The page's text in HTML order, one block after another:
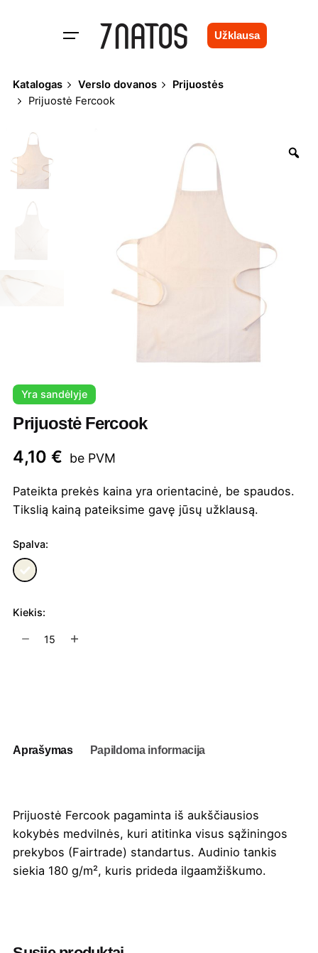
Užklausa
Katalogas Verslo dovanos
Prijuostės
Prijuostė Fercook
Yra sandėlyje
Prijuostė Fercook
4,10€ be PVM
Pateikta prekės kaina yra orientacinė, be spaudos.
Tikslią kainą pateiksime gavę jūsų užklausą.
Spalva:
Kiekis:
produkto
Aprašymas Papildoma informacija
Prijuostė Fercook pagaminta iš aukščiausios
kokybės medvilnės, kuri atitinka visus sąžiningos
prekybos (Fairtrade) standartus. Audinio tankis
siekia 180 g/m², kuris prideda ilgaamžiškumo.